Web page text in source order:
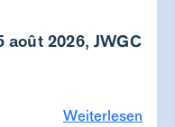
2026, JWGC
Weiterlesen